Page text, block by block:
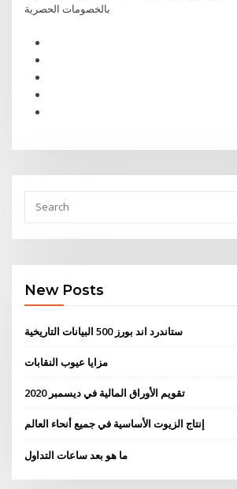
بالخصومات الحصرية
New Posts
ستاندرد اند بورز 500 البيانات التاريخية
مزايا عيوب النقابات
تقويم الأوراق المالية في ديسمبر 2020
إنتاج الزيوت الأساسية في جميع أنحاء العالم
ما هو بعد ساعات التداول